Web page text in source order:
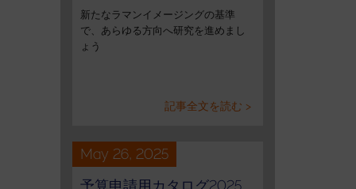
新たなラマンイメージングの基準
で、あらゆる方向へ研究を進めまし
ょう
記事全文を読む >
May 26, 2025
予算申請用カタログ2025